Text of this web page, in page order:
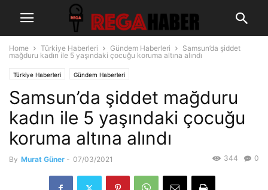
Home Türkiye Haberleri Gündem Haberleri
Samsun’da şiddet
mağduru kadın ile 5 yaşındaki çocuğu koruma altına alındı
Türkiye Haberleri Gündem Haberleri
Samsun’da şiddet mağduru
kadın ile 5 yaşındaki çocuğu
koruma altına alındı
By Murat Güner - 07/03/2021 0
344